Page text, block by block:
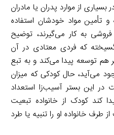
بسیاری از موارد پدران یا مادران
و تأمین مواد خودشان استفاده
به کار می‌گیرند، توضیح
که فردی معتادی در آن
هم توسعه پیدا می‌کند و به تبع
می‌آید، حال کودکی که میزان
در این بستر آسیب‌زا استعداد
کند کودک از خانواده تبعیت
خانواده او را تنبیه یا طرد